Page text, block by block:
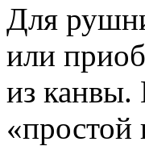
Для
или
из
«простой